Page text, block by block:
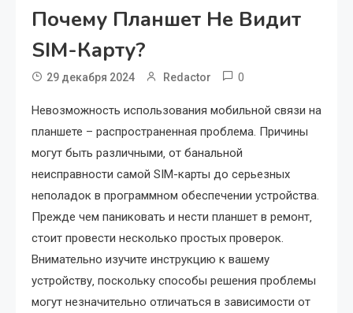
Почему Планшет Не Видит
SIM-Карту?
29 декабря 2024 Redactor 0
Невозможность использования мобильной связи на
планшете – распространенная проблема. Причины
могут быть различными‚ от банальной
неисправности самой SIM-карты до серьезных
неполадок в программном обеспечении устройства.
Прежде чем паниковать и нести планшет в ремонт‚
стоит провести несколько простых проверок.
Внимательно изучите инструкцию к вашему
устройству‚ поскольку способы решения проблемы
могут незначительно отличаться в зависимости от